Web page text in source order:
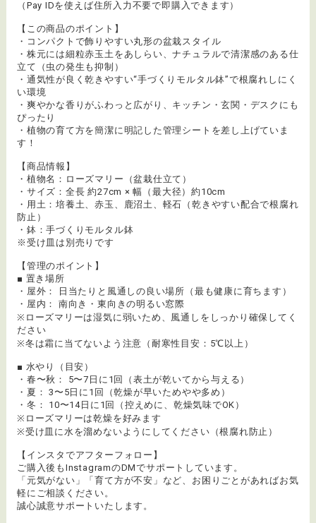
（Pay IDを使えば住所入力不要で即購入できます）
【この商品のポイント】
・コンパクトで飾りやすい丸形の盆栽スタイル
・株元には細粒赤玉土をあしらい、ナチュラルで清潔感のある仕
立て（虫の発生も抑制）
・通気性が良く乾きやすい“手づくりモルタル鉢”で根腐れしにく
い環境
・爽やかな香りがふわっと広がり、キッチン・玄関・デスクにも
ぴったり
・植物の育て方を簡潔に明記した管理シートを差し上げていま
す！
【商品情報】
・植物名：ローズマリー（盆栽仕立て）
・サイズ：全長 約27cm × 幅（最大径）約10cm
・用土：培養土、赤玉、鹿沼土、軽石（乾きやすい配合で根腐れ
防止）
・鉢：手づくりモルタル鉢
※受け皿は別売りです
【管理のポイント】
■ 置き場所
・屋外： 日当たりと風通しの良い場所（最も健康に育ちます）
・屋内： 南向き・東向きの明るい窓際
※ローズマリーは湿気に弱いため、風通しをしっかり確保してく
ださい
※冬は霜に当てないよう注意（耐寒性目安：5℃以上）
■ 水やり（目安）
・春〜秋： 5〜7日に1回（表土が乾いてから与える）
・夏： 3〜5日に1回（乾燥が早いためやや多め）
・冬： 10〜14日に1回（控えめに、乾燥気味でOK）
※ローズマリーは乾燥を好みます
※受け皿に水を溜めないようにしてください（根腐れ防止）
【インスタでアフターフォロー】
ご購入後もInstagramのDMでサポートしています。
「元気がない」「育て方が不安」など、お困りごとがあればお気
軽にご相談ください。
誠心誠意サポートいたします。